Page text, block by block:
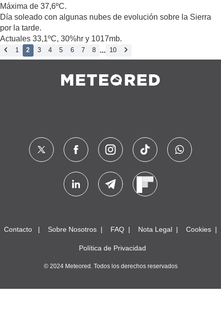
Máxima de 37,6ºC.
Día soleado con algunas nubes de evolución sobre la Sierra
por la tarde.
Actuales 33,1ºC, 30%hr y 1017mb.
1 2 3 4 5 6 7 8 ... 10
Contacto Sobre Nosotros FAQ Nota Legal Cookies
Política de Privacidad
© 2024 Meteored. Todos los derechos reservados